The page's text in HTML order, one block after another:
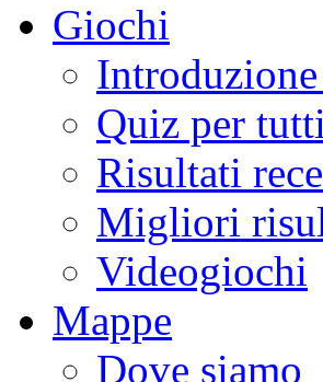
Giochi
Quiz per tutti
Risultati
Migliori
Videogiochi
Mappe
Dove siamo